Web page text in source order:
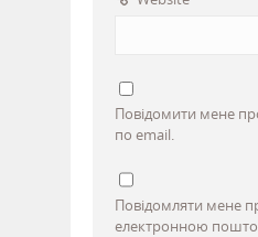
Повідомити мене
по email.
Повідомляти мене
електронною